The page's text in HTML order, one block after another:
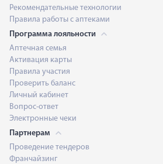
Рекомендательные технологии
Правила работы с аптеками
Программа лояльности
Аптечная семья
Активация карты
Правила участия
Проверить баланс
Личный кабинет
Вопрос-ответ
Электронные чеки
Партнерам
Проведение тендеров
Франчайзинг